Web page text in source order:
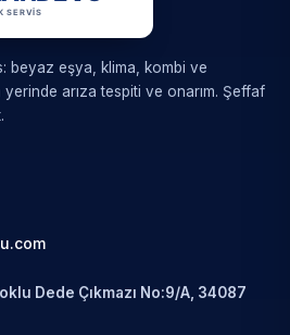
beyaz eşya, klima, kombi ve
arıza tespiti ve onarım. Şeffaf
Dede Çıkmazı No:9/A, 34087